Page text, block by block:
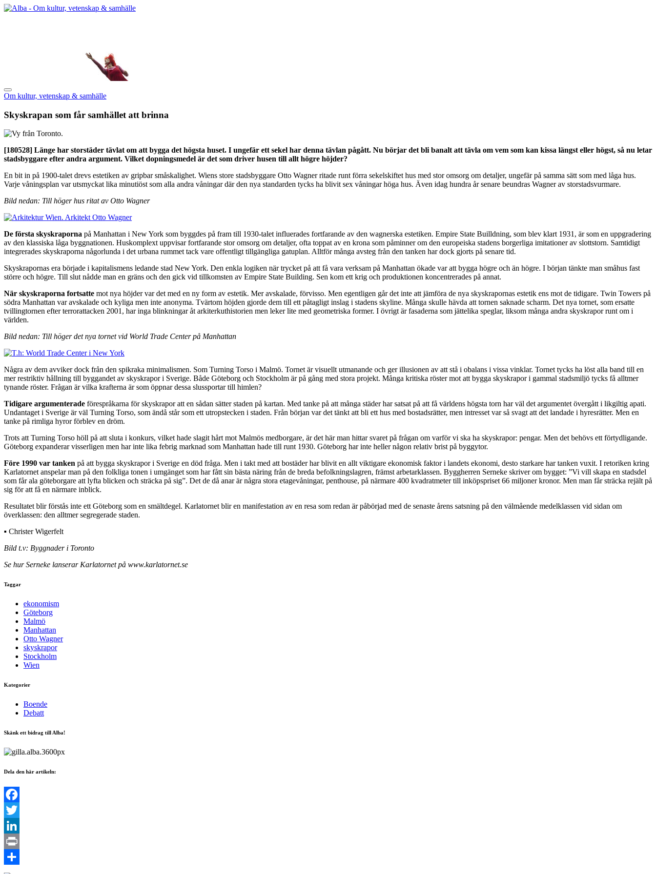
Om kultur, vetenskap & samhälle
Skyskrapan som får samhället att brinna
[180528] Länge har storstäder tävlat om att bygga det högsta huset. I ungefär ett sekel har denna tävlan pågått. Nu börjar det bli banalt att tävla om vem som kan kissa längst eller högst, så nu letar
stadsbyggare efter andra argument. Vilket dopningsmedel är det som driver husen till allt högre höjder?
En bit in på 1900-talet drevs estetiken av gripbar småskalighet. Wiens store stadsbyggare Otto Wagner ritade runt förra sekelskiftet hus med stor omsorg om detaljer, ungefär på samma sätt som med låga hus.
Varje våningsplan var utsmyckat lika minutiöst som alla andra våningar där den nya standarden tycks ha blivit sex våningar höga hus. Även idag hundra år senare beundras Wagner av storstadsvurmare.
Bild nedan: Till höger hus ritat av Otto Wagner
De första skyskraporna på Manhattan i New York som byggdes på fram till 1930-talet influerades fortfarande av den wagnerska estetiken. Empire State Builldning, som blev klart 1931, är som en uppgradering
av den klassiska låga byggnationen. Huskomplext uppvisar fortfarande stor omsorg om detaljer, ofta toppat av en krona som påminner om den europeiska stadens borgerliga imitationer av slottstorn. Samtidigt
integrerades skyskraporna någorlunda i det urbana rummet tack vare offentligt tillgängliga gatuplan. Alltför många avsteg från den tanken har dock gjorts på senare tid.
Skyskrapornas era började i kapitalismens ledande stad New York. Den enkla logiken när trycket på att få vara verksam på Manhattan ökade var att bygga högre och än högre. I början tänkte man småhus fast
större och högre. Till slut nådde man en gräns och den gick vid tillkomsten av Empire State Building. Sen kom ett krig och produktionen koncentrerades på annat.
När skyskraporna fortsatte mot nya höjder var det med en ny form av estetik. Mer avskalade, förvisso. Men egentligen går det inte att jämföra de nya skyskrapornas estetik ens mot de tidigare. Twin Towers på
södra Manhattan var avskalade och kyliga men inte anonyma. Tvärtom höjden gjorde dem till ett påtagligt inslag i stadens skyline. Många skulle hävda att tornen saknade scharm. Det nya tornet, som ersatte
tvillingtornen efter terrorattacken 2001, har inga blinkningar åt arkiterkuthistorien men leker lite med geometriska former. I övrigt är fasaderna som jättelika speglar, liksom många andra skyskrapor runt om i
världen.
Bild nedan: Till höger det nya tornet vid World Trade Center på Manhattan
Några av dem avviker dock från den spikraka minimalismen. Som Turning Torso i Malmö. Tornet är visuellt utmanande och ger illusionen av att stå i obalans i vissa vinklar. Tornet tycks ha löst alla band till en
mer restriktiv hållning till byggandet av skyskrapor i Sverige. Både Göteborg och Stockholm är på gång med stora projekt. Många kritiska röster mot att bygga skyskrapor i gammal stadsmiljö tycks få alltmer
tynande röster. Frågan är vilka krafterna är som öppnar dessa slussportar till himlen?
Tidigare argumenterade förespråkarna för skyskrapor att en sådan sätter staden på kartan. Med tanke på att många städer har satsat på att få världens högsta torn har väl det argumentet övergått i likgiltig apati.
Undantaget i Sverige är väl Turning Torso, som ändå står som ett utropstecken i staden. Från början var det tänkt att bli ett hus med bostadsrätter, men intresset var så svagt att det landade i hyresrätter. Men en
tanke på rimliga hyror förblev en dröm.
Trots att Turning Torso höll på att sluta i konkurs, vilket hade slagit hårt mot Malmös medborgare, är det här man hittar svaret på frågan om varför vi ska ha skyskrapor: pengar. Men det behövs ett förtydligande.
Göteborg expanderar visserligen men har inte lika febrig marknad som Manhattan hade till runt 1930. Göteborg har inte heller någon relativ brist på byggytor.
Före 1990 var tanken på att bygga skyskrapor i Sverige en död fråga. Men i takt med att bostäder har blivit en allt viktigare ekonomisk faktor i landets ekonomi, desto starkare har tanken vuxit. I retoriken kring
Karlatornet anspelar man på den folkliga tonen i umgänget som har fått sin bästa näring från de breda befolkningslagren, främst arbetarklassen. Byggherren Serneke skriver om bygget: ”Vi vill skapa en stadsdel
som får ala göteborgare att lyfta blicken och sträcka på sig”. Det de då anar är några stora etagevåningar, penthouse, på närmare 400 kvadratmeter till inköpspriset 66 miljoner kronor. Men man får sträcka rejält på
sig för att få en närmare inblick.
Resultatet blir förstås inte ett Göteborg som en smältdegel. Karlatornet blir en manifestation av en resa som redan är påbörjad med de senaste årens satsning på den välmående medelklassen vid sidan om
överklassen: den alltmer segregerade staden.
▪ Christer Wigerfelt
Bild t.v: Byggnader i Toronto
Se hur Serneke lanserar Karlatornet på www.karlatornet.se
Taggar
ekonomism
Göteborg
Malmö
Manhattan
Otto Wagner
skyskrapor
Stockholm
Wien
Kategorier
Boende
Debatt
Skänk ett bidrag till Alba!
Dela den här artikeln:
Facebook
Twitter
LinkedIn
Print